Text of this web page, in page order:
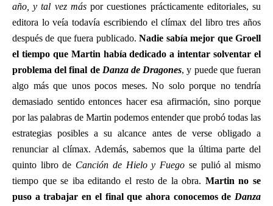
año, y tal vez máspor cuestiones prácticamente editoriales, su
editora lo veía todavía escribiendo el clímax del libro tres años
después de que fuera publicado.Nadie sabía mejor que Groell
el tiempo que Martin había dedicado a intentar solventar el
problema del final de Danza de Dragones, y puede que fueran
algo más que unos pocos meses. No solo porque no tendría
demasiado sentido entonces hacer esa afirmación, sino porque
por las palabras de Martin podemos entender que probó todas las
estrategias posibles a su alcance antes de verse obligado a
renunciar al clímax. Además, sabemos que la última parte del
quinto libro de Canción de Hielo y Fuego se pulió al mismo
tiempo que se iba editando el resto de la obra. Martin no se
puso a trabajar en el final que ahora conocemos de Danza